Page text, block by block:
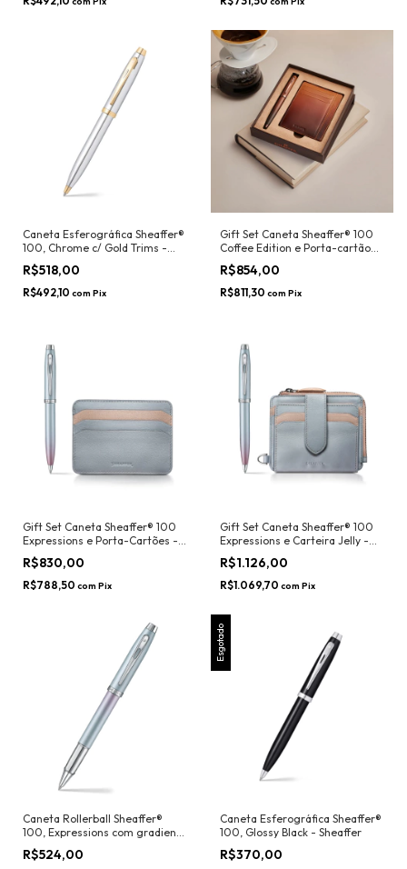
Caneta Esferográfica Sheaffer®
100, Chrome c/ Gold Trims -
Sheaffer
R$518,00
R$492,10 com Pix
Gift Set Caneta Sheaffer® 100
Coffee Edition e Porta-cartão
couro - Sheaffer
R$854,00
R$811,30 com Pix
Gift Set Caneta Sheaffer® 100
Expressions e Porta-Cartões -
Sheaffer
R$830,00
R$788,50 com Pix
Gift Set Caneta Sheaffer® 100
Expressions e Carteira Jelly -
Sheaffer
R$1.126,00
R$1.069,70 com Pix
Caneta Rollerball Sheaffer®
100, Expressions com gradiente
perolado azul e roxo - Sheaffer
R$524,00
Esgotado
Caneta Esferográfica Sheaffer®
100, Glossy Black - Sheaffer
R$370,00